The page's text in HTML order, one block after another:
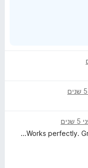
Works perfectly.